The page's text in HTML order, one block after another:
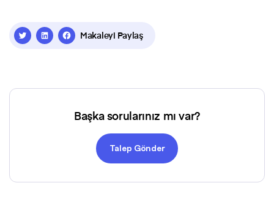
Makaleyi Paylaş
Başka sorularınız mı var?
Talep Gönder